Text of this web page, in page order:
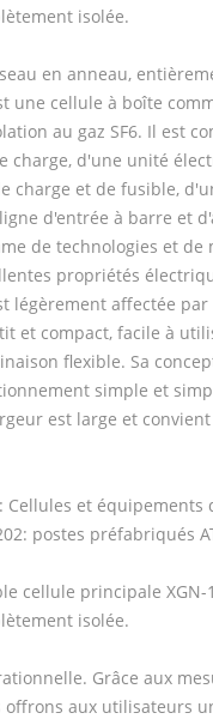
isolée.
en anneau,
une cellule à boîte
au gaz SF6. Il est
charge, d'une unité
charge et de fusible,
d'entrée à barre et
de technologies et
propriétés
légèrement affectée
et compact, facile à
flexible. Sa
simple et
est large et
Cellules et
postes préfabriqués
cellule principale
isolée.
Grâce aux
offrons aux utilisateurs